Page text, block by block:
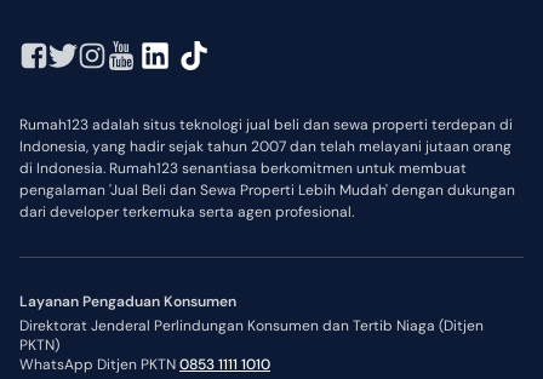
Rumah123 adalah situs teknologi jual beli dan sewa properti terdepan di
Indonesia, yang hadir sejak tahun 2007 dan telah melayani jutaan orang
di Indonesia. Rumah123 senantiasa berkomitmen untuk membuat
pengalaman 'Jual Beli dan Sewa Properti Lebih Mudah' dengan dukungan
dari developer terkemuka serta agen profesional.
Layanan Pengaduan Konsumen
Direktorat Jenderal Perlindungan Konsumen dan Tertib Niaga (Ditjen
PKTN)
WhatsApp Ditjen PKTN0853 1111 1010